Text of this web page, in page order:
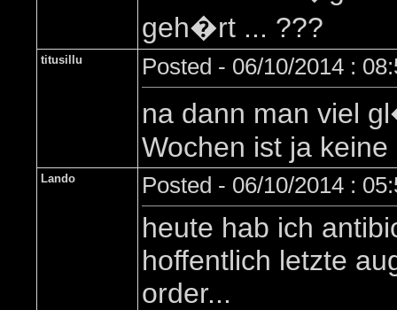
geh�rt ... ???
titusillu Posted - 06/10/2014 :
na dann man viel
Wochen ist ja
Lando Posted - 06/10/2014 :
heute hab ich
hoffentlich letzte
order...